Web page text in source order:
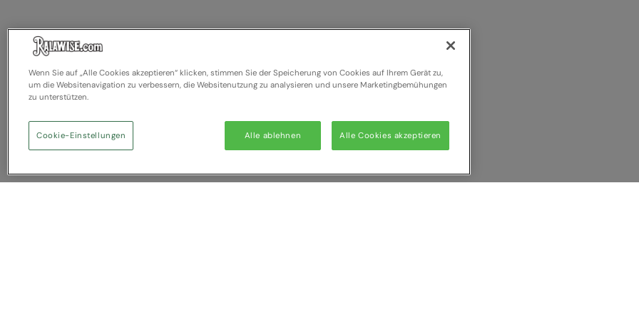
Wenn Sie auf „Alle Cookies akzeptieren“ klicken, stimmen Sie der Speicherung von Cookies auf Ihrem Gerät zu,
um die Websitenavigation zu verbessern, die Websitenutzung zu analysieren und unsere Marketingbemühungen
zu unterstützen.
Alle ablehnen Alle Cookies akzeptieren
Cookie-Einstellungen